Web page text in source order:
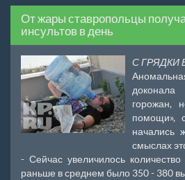
От жары ставропольцы
инсультов в день
С ГРЯДКИ
горожан,
помощи»,
начались
смыслах
- Сейчас увеличилось
раньше в среднем было 350 - 380